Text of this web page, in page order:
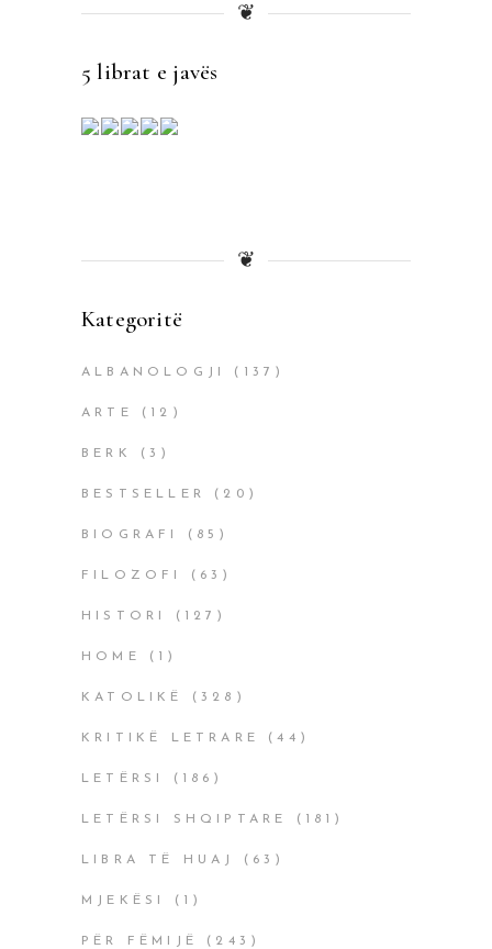
❦
5 librat e javës
❦
Kategoritë
ALBANOLOGJI (137)
ARTE (12)
BERK (3)
BESTSELLER (20)
BIOGRAFI (85)
FILOZOFI (63)
HISTORI (127)
HOME (1)
KATOLIKË (328)
KRITIKË LETRARE (44)
LETËRSI (186)
LETËRSI SHQIPTARE (181)
LIBRA TË HUAJ (63)
MJEKËSI (1)
PËR FËMIJË (243)